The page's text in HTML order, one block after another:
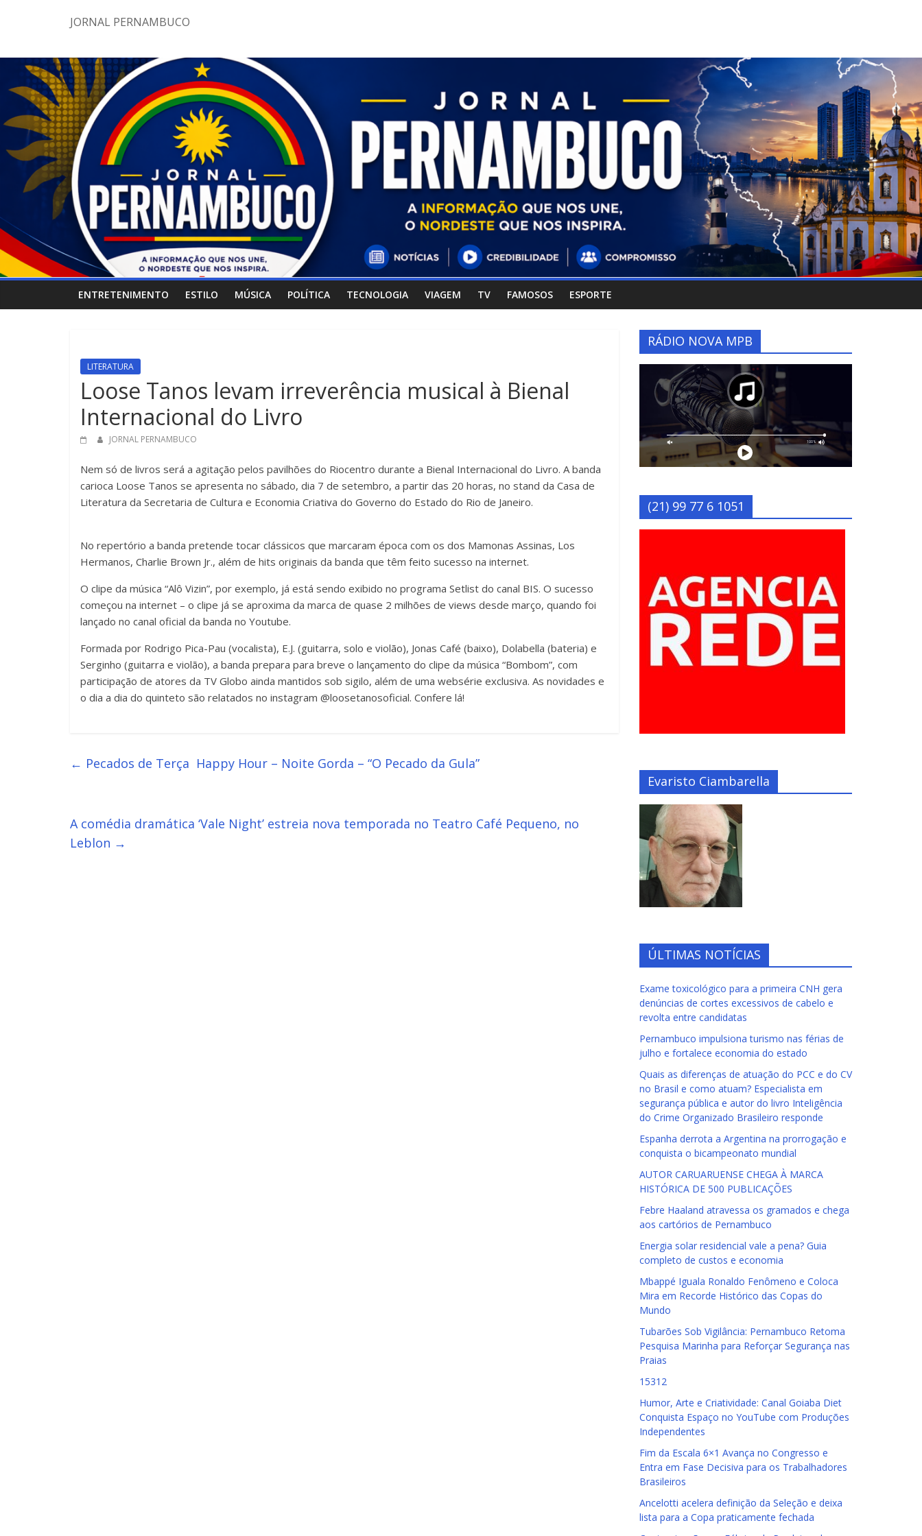
conteúdo
JORNAL PERNAMBUCO
ENTRETENIMENTO ESTILO MÚSICA POLÍTICA TECNOLOGIA VIAGEM TV FAMOSOS ESPORTE
LITERATURA
Loose Tanos levam irreverência musical à Bienal
Internacional do Livro
JORNAL PERNAMBUCO
Nem só de livros será a agitação pelos pavilhões do Riocentro durante a Bienal Internacional do Livro. A banda
carioca Loose Tanos se apresenta no sábado, dia 7 de setembro, a partir das 20 horas, no stand da Casa de
Literatura da Secretaria de Cultura e Economia Criativa do Governo do Estado do Rio de Janeiro.
No repertório a banda pretende tocar clássicos que marcaram época com os dos Mamonas Assinas, Los
Hermanos, Charlie Brown Jr., além de hits originais da banda que têm feito sucesso na internet.
O clipe da música “Alô Vizin”, por exemplo, já está sendo exibido no programa Setlist do canal BIS. O sucesso
começou na internet – o clipe já se aproxima da marca de quase 2 milhões de views desde março, quando foi
lançado no canal oficial da banda no Youtube.
Formada por Rodrigo Pica-Pau (vocalista), E.J. (guitarra, solo e violão), Jonas Café (baixo), Dolabella (bateria) e
Serginho (guitarra e violão), a banda prepara para breve o lançamento do clipe da música “Bombom”, com
participação de atores da TV Globo ainda mantidos sob sigilo, além de uma websérie exclusiva. As novidades e
o dia a dia do quinteto são relatados no instagram @loosetanosoficial. Confere lá!
← Pecados de Terça Happy Hour – Noite Gorda – “O Pecado da Gula”
A comédia dramática ‘Vale Night’ estreia nova temporada no Teatro Café Pequeno, no
Leblon →
RÁDIO NOVA MPB
(21) 99 77 6 1051
Evaristo Ciambarella
ÚLTIMAS NOTÍCIAS
Exame toxicológico para a primeira CNH gera
denúncias de cortes excessivos de cabelo e
revolta entre candidatas
Pernambuco impulsiona turismo nas férias de
julho e fortalece economia do estado
Quais as diferenças de atuação do PCC e do CV
no Brasil e como atuam? Especialista em
segurança pública e autor do livro Inteligência
do Crime Organizado Brasileiro responde
Espanha derrota a Argentina na prorrogação e
conquista o bicampeonato mundial
AUTOR CARUARUENSE CHEGA À MARCA
HISTÓRICA DE 500 PUBLICAÇÕES
Febre Haaland atravessa os gramados e chega
aos cartórios de Pernambuco
Energia solar residencial vale a pena? Guia
completo de custos e economia
Mbappé Iguala Ronaldo Fenômeno e Coloca
Mira em Recorde Histórico das Copas do
Mundo
Tubarões Sob Vigilância: Pernambuco Retoma
Pesquisa Marinha para Reforçar Segurança nas
Praias
15312
Humor, Arte e Criatividade: Canal Goiaba Diet
Conquista Espaço no YouTube com Produções
Independentes
Fim da Escala 6×1 Avança no Congresso e
Entra em Fase Decisiva para os Trabalhadores
Brasileiros
Ancelotti acelera definição da Seleção e deixa
lista para a Copa praticamente fechada